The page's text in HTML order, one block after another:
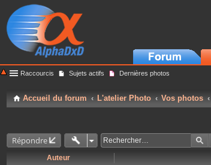
Raccourcis Sujets actifs Dernières photos
Accueil du forum L'atelier Photo Vos photos
Répondre
Auteur